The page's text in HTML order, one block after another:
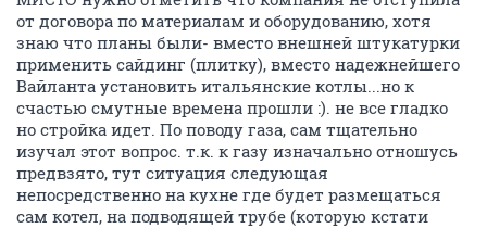
от договора по материалам и оборудованию, хотя
знаю что планы были- вместо внешней штукатурки
применить сайдинг (плитку), вместо надежнейшего
Вайланта установить итальянские котлы...но к
счастью смутные времена прошли :). не все гладко
но стройка идет. По поводу газа, сам тщательно
изучал этот вопрос. т.к. к газу изначально отношусь
предвзято, тут ситуация следующая
непосредственно на кухне где будет размещаться
сам котел, на подводящей трубе (которую кстати